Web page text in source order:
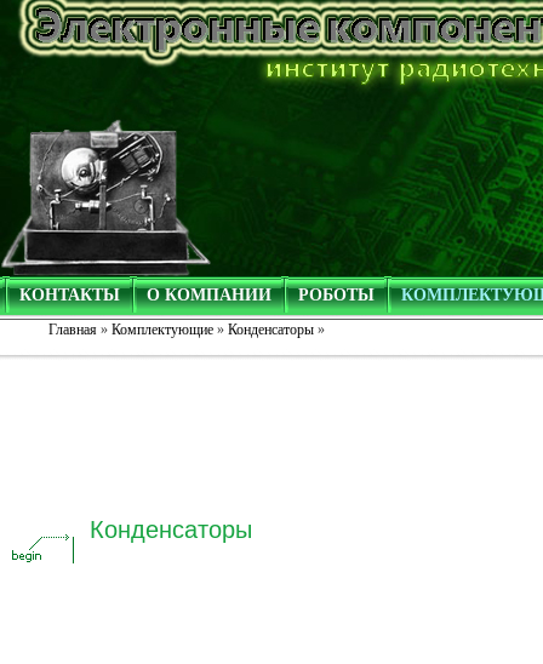
КОНТАКТЫ О КОМПАНИИ РОБОТЫ
Главная » Комплектующие » Конденсаторы »
Конденсаторы